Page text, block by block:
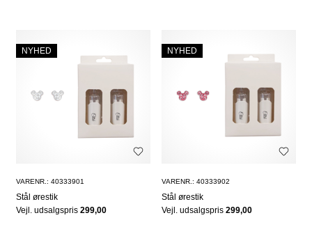
NYHED
VARENR.: 40333901
Stål ørestik
Vejl. udsalgspris 299,00
NYHED
VARENR.: 40333902
Stål ørestik
Vejl. udsalgspris299,00